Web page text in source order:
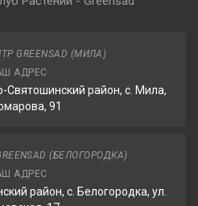
GREENSAD (МИЛА)
АДРЕС
Святошинский район, с. Мила,
91
(БЕЛОГОРОДКА)
АДРЕС
район, с. Белогородка, ул.